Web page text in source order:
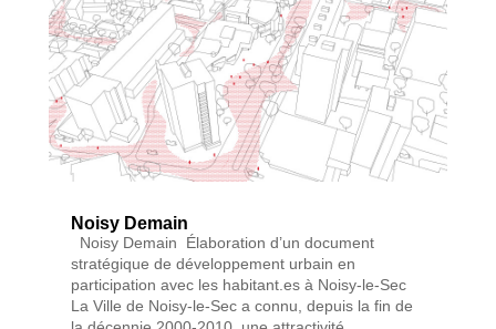
Noisy Demain
Noisy Demain Élaboration d’un document
stratégique de développement urbain en
participation avec les habitant.es à Noisy-le-Sec
La Ville de Noisy-le-Sec a connu, depuis la fin de